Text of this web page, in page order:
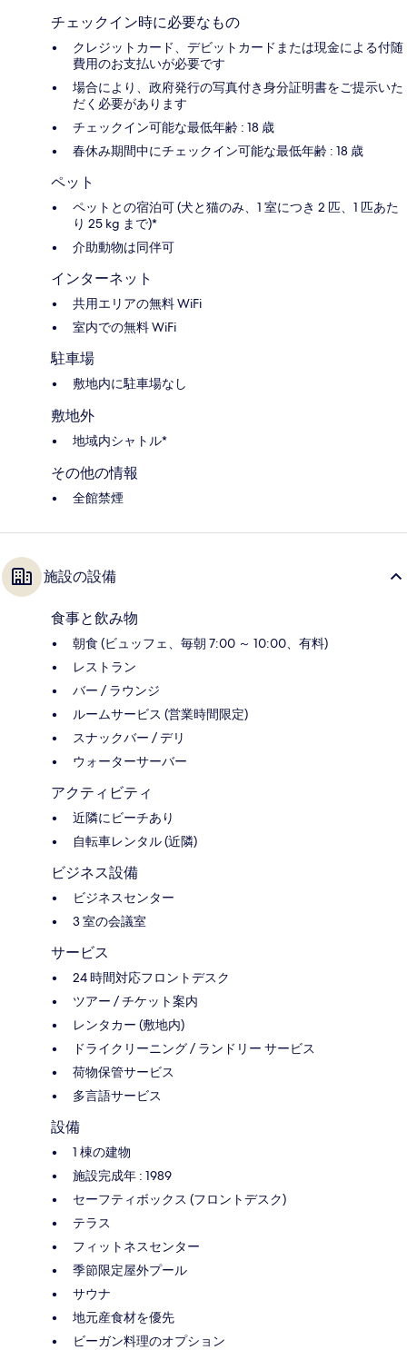
チェックイン時に必要なもの
クレジットカード、デビットカードまたは現金による付随
費用のお支払いが必要です
場合により、政府発行の写真付き身分証明書をご提示いた
だく必要があります
チェックイン可能な最低年齢 : 18 歳
春休み期間中にチェックイン可能な最低年齢 : 18 歳
ペット
ペットとの宿泊可 (犬と猫のみ、1 室につき 2 匹、1 匹あた
り 25 kg まで)*
介助動物は同伴可
インターネット
共用エリアの無料 WiFi
室内での無料 WiFi
駐車場
敷地内に駐車場なし
敷地外
地域内シャトル*
その他の情報
全館禁煙
施設の設備
食事と飲み物
朝食 (ビュッフェ、毎朝 7:00 ～ 10:00、有料)
レストラン
バー / ラウンジ
ルームサービス (営業時間限定)
スナックバー / デリ
ウォーターサーバー
アクティビティ
近隣にビーチあり
自転車レンタル (近隣)
ビジネス設備
ビジネスセンター
3 室の会議室
サービス
24 時間対応フロントデスク
ツアー / チケット案内
レンタカー (敷地内)
ドライクリーニング / ランドリー サービス
荷物保管サービス
多言語サービス
設備
1 棟の建物
施設完成年 : 1989
セーフティボックス (フロントデスク)
テラス
フィットネスセンター
季節限定屋外プール
サウナ
地元産食材を優先
ビーガン料理のオプション